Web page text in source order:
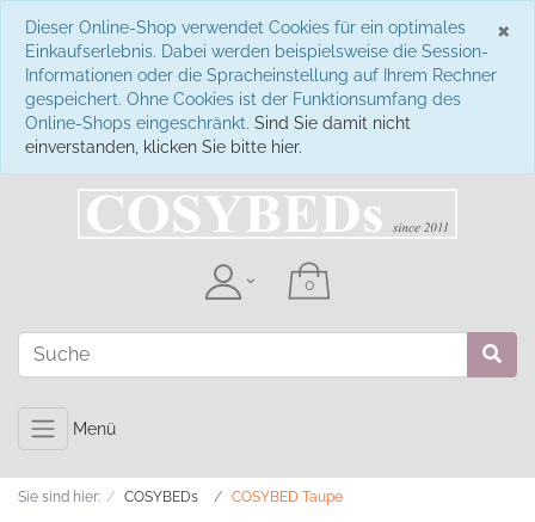
×
Dieser Online-Shop verwendet Cookies für ein optimales
Einkaufserlebnis. Dabei werden beispielsweise die Session-
Informationen oder die Spracheinstellung auf Ihrem Rechner
gespeichert. Ohne Cookies ist der Funktionsumfang des
Online-Shops eingeschränkt. Sind Sie damit nicht
einverstanden, klicken Sie bitte hier.
Menü
Sie sind hier: COSYBEDs COSYBED Taupe